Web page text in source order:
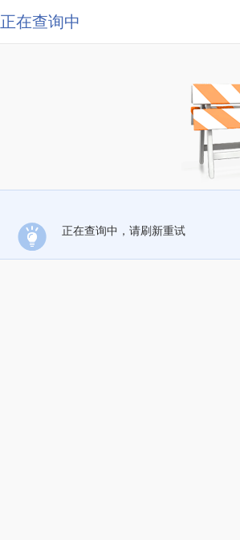
正在查询中
正在查询中，请刷新重试